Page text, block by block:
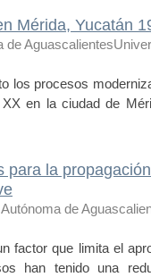
Mérida, Yucatán
de
los procesos
en la ciudad de
para la
de
factor que limita el
han tenido una